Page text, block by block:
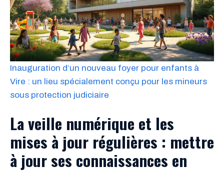
Inauguration d’un nouveau foyer pour enfants à
Vire : un lieu spécialement conçu pour les mineurs
sous protection judiciaire
La veille numérique et les
mises à jour régulières : mettre
à jour ses connaissances en